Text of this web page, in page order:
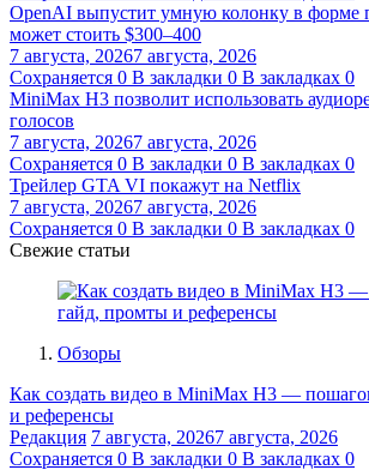
OpenAI выпустит умную колонку в форме
может стоить $300–400
7 августа, 20267 августа, 2026
Сохраняется 0 В закладки 0 В закладках 0
MiniMax H3 позволит использовать
голосов
7 августа, 20267 августа, 2026
Сохраняется 0 В закладки 0 В закладках 0
Трейлер GTA VI покажут на Netflix
7 августа, 20267 августа, 2026
Сохраняется 0 В закладки 0 В закладках 0
Свежие статьи
Обзоры
Как создать видео в MiniMax H3 —
и референсы
Редакция 7 августа, 20267 августа, 2026
Сохраняется 0 В закладки 0 В закладках 0